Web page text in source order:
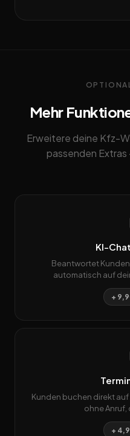
Mehr
Erweitere deine Kfz-
passenden
KI-
Beantwortet
automatisch auf
+
Kunden buchen direkt auf
ohne Anruf,
+